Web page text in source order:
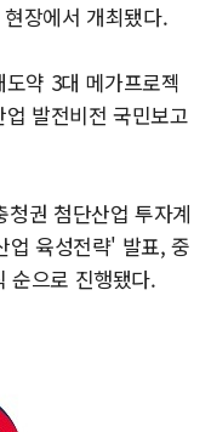
장에서 개최됐다.
약 3대 메가프로젝
발전비전 국민보고
청권 첨단산업 투자계
업 육성전략' 발표, 중
순으로 진행됐다.